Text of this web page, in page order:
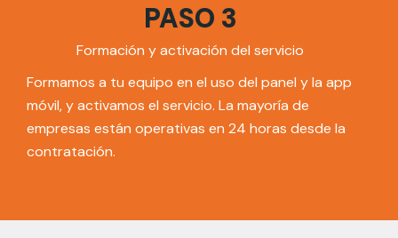
PASO 3
Formación y activación del servicio
Formamos a tu equipo en el uso del panel y la app
móvil, y activamos el servicio. La mayoría de
empresas están operativas en 24 horas desde la
contratación.